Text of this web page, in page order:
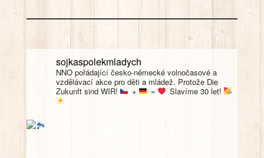
sojkaspolekmladych
NNO pořádající česko-německé volnočasové a
vzdělávací akce pro děti a mládež. Protože Die
Zukunft sind WIR!
+ = Slavíme 30 let!